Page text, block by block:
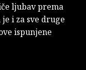
ljubav prema
i za sve druge
ispunjene